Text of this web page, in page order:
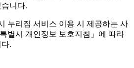
니다.
누리집 서비스 이용 시 제공하는 사
별시 개인정보 보호지침」에 따라
.